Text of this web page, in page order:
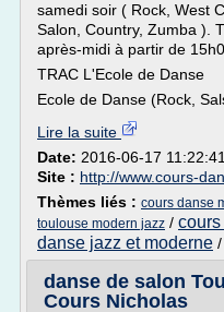
samedi soir ( Rock, West
Salon, Country, Zumba ).
après-midi à partir de
TRAC L'Ecole de Danse
Ecole de Danse (Rock,
Lire la suite
Date: 2016-06-17 11:22:41
Site : http://www.cours-
Thèmes liés : cours danse
toulouse modern jazz /
danse jazz et moderne /
danse de salon
Cours Nicholas